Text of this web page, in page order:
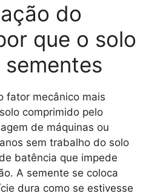
do
que o solo
fator mecânico mais
comprimido pelo
de máquinas ou
sem trabalho do solo
batência que impede
A semente se coloca
dura como se estivesse